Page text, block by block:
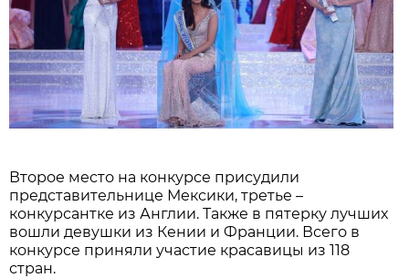
Второе место на конкурсе присудили
представительнице Мексики, третье –
конкурсантке из Англии. Также в пятерку лучших
вошли девушки из Кении и Франции. Всего в
конкурсе приняли участие красавицы из 118
стран.